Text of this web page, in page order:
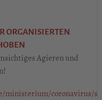
ORGANISIERTEN
Agieren und
ministerium/coronavirus/